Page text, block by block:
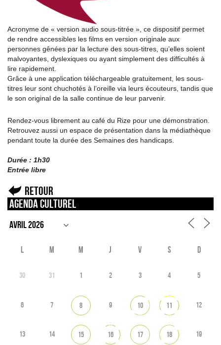
Acronyme de « version audio sous-titrée », ce dispositif permet
de rendre accessibles les films en version originale aux
personnes gênées par la lecture des sous-titres, qu’elles soient
malvoyantes, dyslexiques ou ayant simplement des difficultés à
lire rapidement.
Grâce à une application téléchargeable gratuitement, les sous-
titres leur sont chuchotés à l’oreille via leurs écouteurs, tandis que
le son original de la salle continue de leur parvenir.
Rendez-vous librement au café du Rize pour une démonstration.
Retrouvez aussi un espace de présentation dans la médiathèque
pendant toute la durée des Semaines des handicaps.
Durée : 1h30
Entrée libre
Retour
Agenda culturel
L M M J V S D
30 31 1 2 3 4 5
6 7 8 9 10 11 12
13 14 15 16 17 18 19